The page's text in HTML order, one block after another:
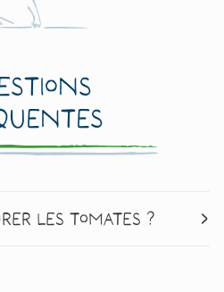
les tomates ?